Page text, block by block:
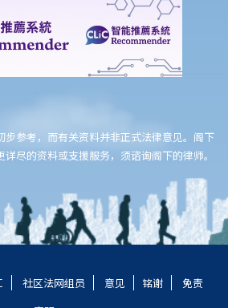
有关公司可否记录我的身分证号码或收集我
公司的客户时，该等机构可否收集我的身分证
索取其他身分代号 (例如职员编号、护照号
案简述 ─ 物业管理公司收集申请大厦入口电
案简述 ─ 某人向旅行社要求退回团费及相关
续时要求该人签署收据及提供他的香港身分
个人资料?
步参考，而有关资料并非正式法律意见。阁下
尽的资料或支援服务，须谘询阁下的律师。
社区法网组员 意见 铭谢
免责